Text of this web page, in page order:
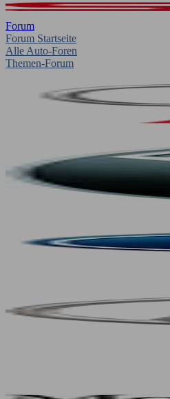
Forum
Forum Startseite
Alle Auto-Foren
Themen-Forum